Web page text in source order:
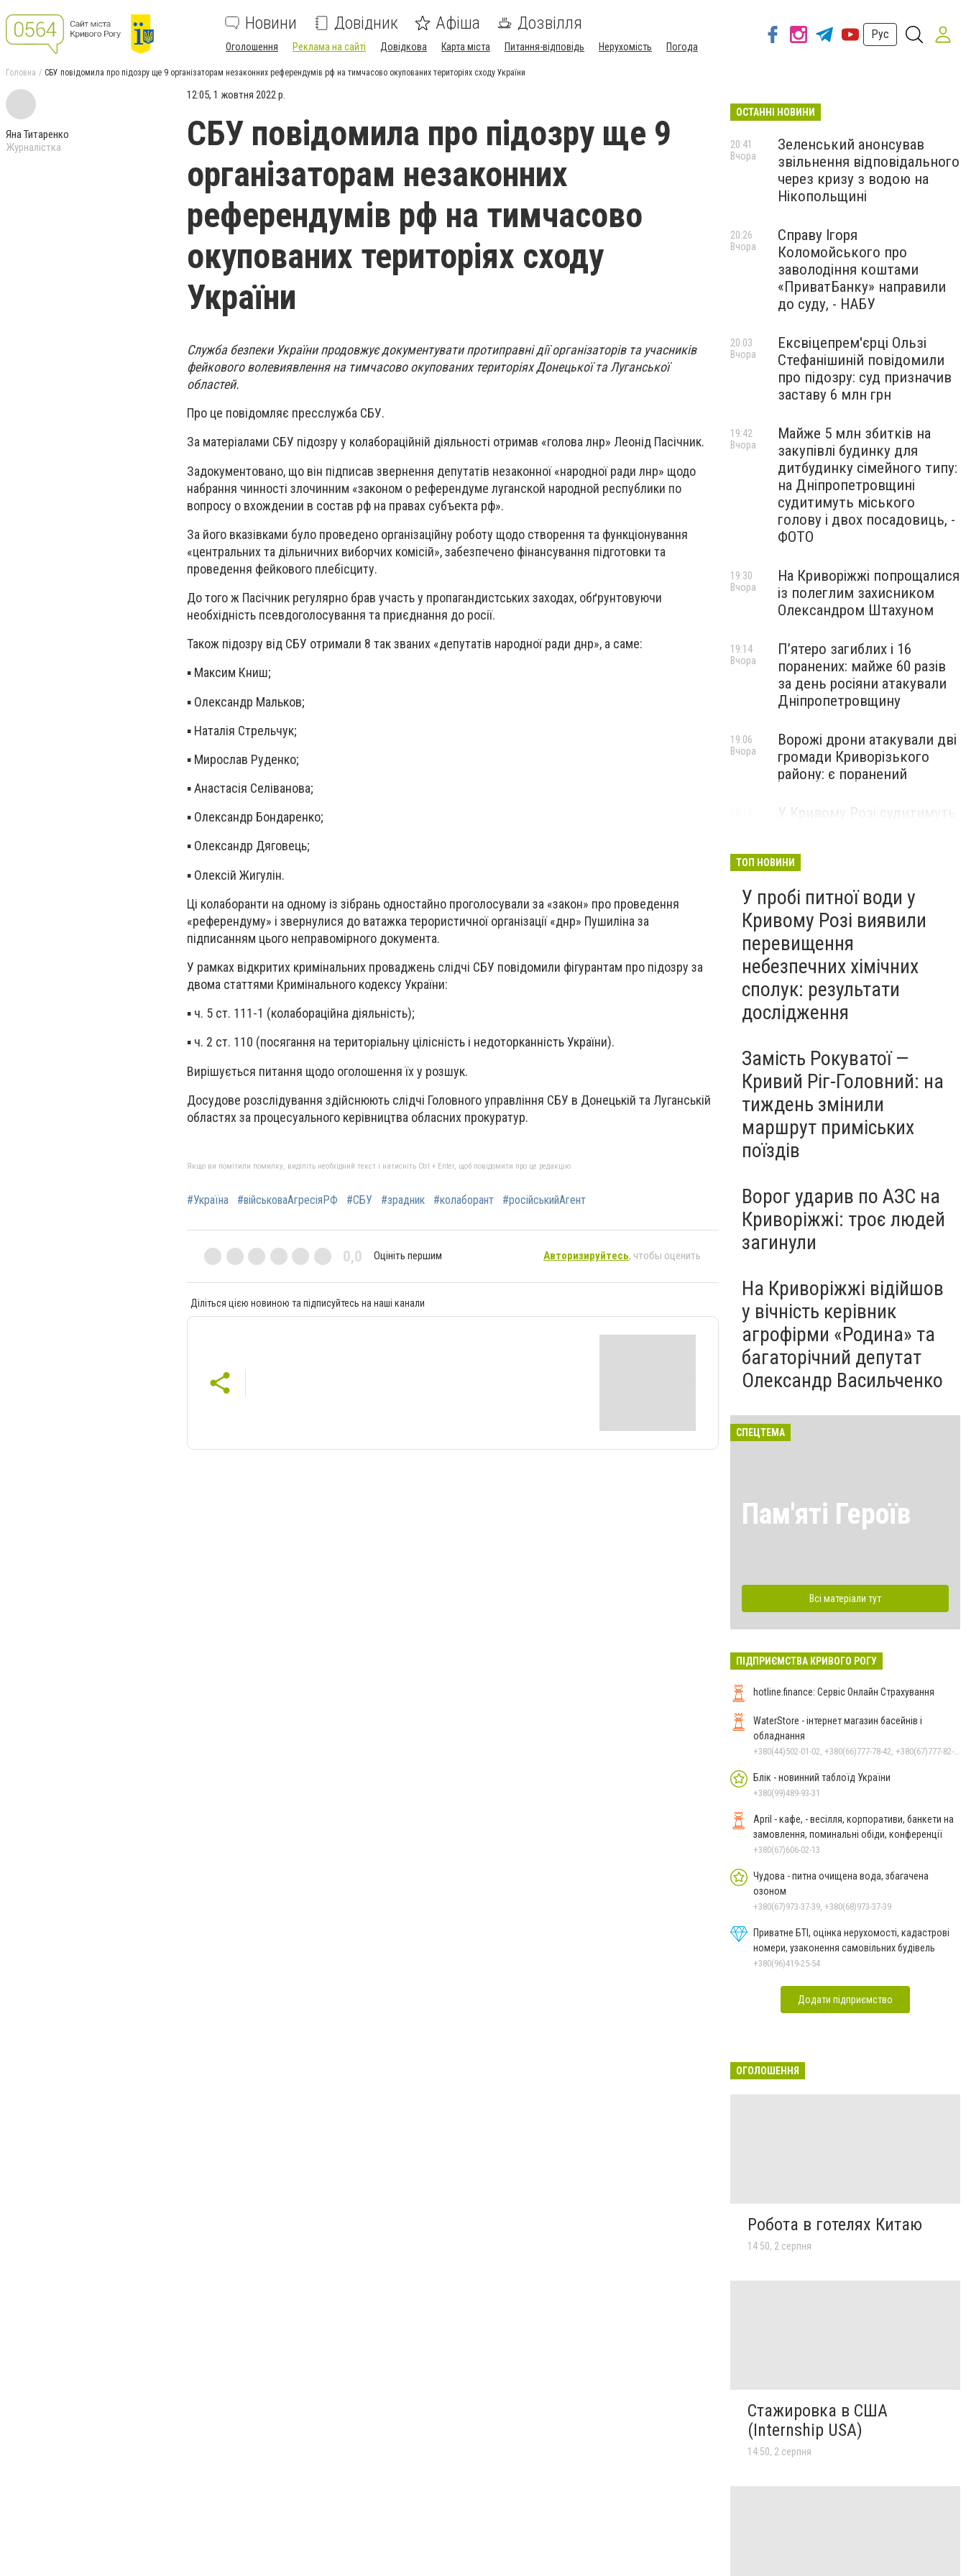
Новини Довідник Афіша Дозвілля
Оголошення Реклама на сайті Довідкова Карта міста Питання-відповідь Нерухомість Погода
Рус
Головна СБУ повідомила про підозру ще 9 організаторам незаконних референдумів рф на тимчасово окупованих територіях сходу України
Яна Титаренко
Журналістка
12:05, 1 жовтня 2022 р.
СБУ повідомила про підозру ще 9
організаторам незаконних
референдумів рф на тимчасово
окупованих територіях сходу
України
Служба безпеки України продовжує документувати протиправні дії організаторів та учасників
фейкового волевиявлення на тимчасово окупованих територіях Донецької та Луганської
областей.
Про це повідомляє пресслужба СБУ.
За матеріалами СБУ підозру у колабораційній діяльності отримав «голова лнр» Леонід Пасічник.
Задокументовано, що він підписав звернення депутатів незаконної «народної ради лнр» щодо
набрання чинності злочинним «законом о референдуме луганской народной республики по
вопросу о вхождении в состав рф на правах субъекта рф».
За його вказівками було проведено організаційну роботу щодо створення та функціонування
«центральних та дільничних виборчих комісій», забезпечено фінансування підготовки та
проведення фейкового плебісциту.
До того ж Пасічник регулярно брав участь у пропагандистських заходах, обґрунтовуючи
необхідність псевдоголосування та приєднання до росії.
Також підозру від СБУ отримали 8 так званих «депутатів народної ради днр», а саме:
▪️ ​Максим Книш;
▪️ ​Олександр Мальков;
▪️ ​Наталія Стрельчук;
▪️ ​​Мирослав Руденко;
▪️ ​​Анастасія Селіванова;
▪️ ​Олександр Бондаренко;
▪️ ​​Олександр Дяговець;
▪️ ​Олексій Жигулін.
Ці колаборанти на одному із зібрань одностайно проголосували за «закон» про проведення
«референдуму» і звернулися до ватажка терористичної організації «днр» Пушиліна за
підписанням цього неправомірного документа.
У рамках відкритих кримінальних проваджень слідчі СБУ повідомили фігурантам про підозру за
двома статтями Кримінального кодексу України:
▪️ ​ч. 5 ст. 111-1 (колабораційна діяльність);
▪️ ​ч. 2 ст. 110 (посягання на територіальну цілісність і недоторканність України).
Вирішується питання щодо оголошення їх у розшук.
Досудове розслідування здійснюють слідчі Головного управління СБУ в Донецькій та Луганській
областях за процесуального керівництва обласних прокуратур.
Якщо ви помітили помилку, виділіть необхідний текст і натисніть Ctrl + Enter, щоб повідомити про це редакцію
#Україна #військоваАгресіяРФ #СБУ #зрадник #колаборант #російськийАгент
0,0 Оцініть першим Авторизируйтесь, чтобы оценить
Діліться цією новиною та підписуйтесь на наші канали
ОСТАННІ НОВИНИ
Зеленський анонсував
звільнення відповідального
через кризу з водою на
Нікопольщині
20:41
Вчора
Справу Ігоря
Коломойського про
заволодіння коштами
«ПриватБанку» направили
до суду, - НАБУ
20:26
Вчора
Ексвіцепрем'єрці Ользі
Стефанішиній повідомили
про підозру: суд призначив
заставу 6 млн грн
20:03
Вчора
Майже 5 млн збитків на
закупівлі будинку для
дитбудинку сімейного типу:
на Дніпропетровщині
судитимуть міського
голову і двох посадовиць, -
ФОТО
19:42
Вчора
На Криворіжжі попрощалися
із полеглим захисником
Олександром Штахуном
19:30
Вчора
П’ятеро загиблих і 16
поранених: майже 60 разів
за день росіяни атакували
Дніпропетровщину
19:14
Вчора
Ворожі дрони атакували дві
громади Криворізького
району: є поранений
19:06
Вчора
У Кривому Розі судитимуть
боєприпасів, - ФОТО
ТОП НОВИНИ
У пробі питної води у
Кривому Розі виявили
перевищення
небезпечних хімічних
сполук: результати
дослідження
Замість Рокуватої —
Кривий Ріг-Головний: на
тиждень змінили
маршрут приміських
поїздів
Ворог ударив по АЗС на
Криворіжжі: троє людей
загинули
На Криворіжжі відійшов
у вічність керівник
агрофірми «Родина» та
багаторічний депутат
Олександр Васильченко
СПЕЦТЕМА
Пам'яті Героїв
Всі матеріали тут
ПІДПРИЄМСТВА КРИВОГО РОГУ
hotline.finance: Сервіс Онлайн Страхування
WaterStore - інтернет магазин басейнів і
обладнання
Блік - новинний таблоїд України
+380(99)489-93-31
April - кафе, - весілля, корпоративи, банкети на
замовлення, поминальні обіди, конференції
+380(67)606-02-13
Чудова - питна очищена вода, збагачена
озоном
+380(67)973-37-39, +380(68)973-37-39
Приватне БТІ, оцінка нерухомості, кадастрові
номери, узаконення самовільних будівель
+380(96)419-25-54
Додати підприємство
ОГОЛОШЕННЯ
Робота в готелях Китаю
14:50, 2 серпня
Стажировка в США
(Internship USA)
14:50, 2 серпня